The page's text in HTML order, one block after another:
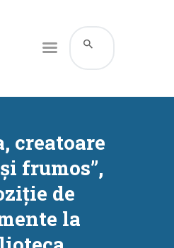
creatoare
frumos”,
de
la
UTILE